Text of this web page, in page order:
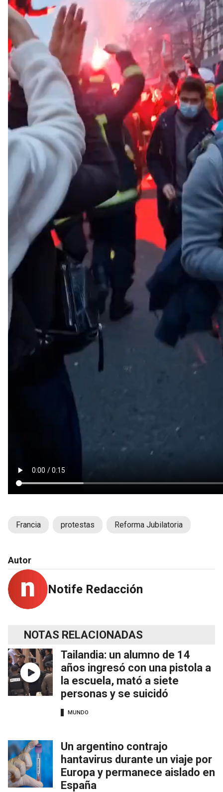
Francia protestas Reforma Jubilatoria
Autor
Notife Redacción
NOTAS RELACIONADAS
Tailandia: un alumno de 14
años ingresó con una pistola a
la escuela, mató a siete
personas y se suicidó
MUNDO
Un argentino contrajo
hantavirus durante un viaje por
Europa y permanece aislado en
España